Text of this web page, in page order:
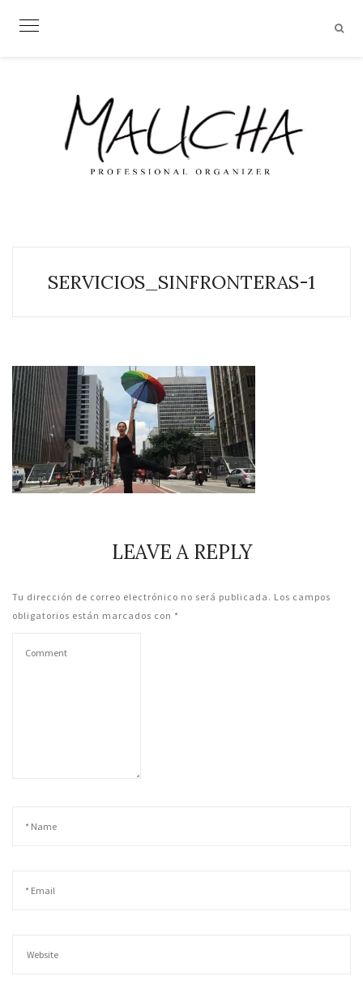
SERVICIOS_SINFRONTERAS-1
LEAVE A REPLY
Tu dirección de correo electrónico no será publicada. Los campos
obligatorios están marcados con *